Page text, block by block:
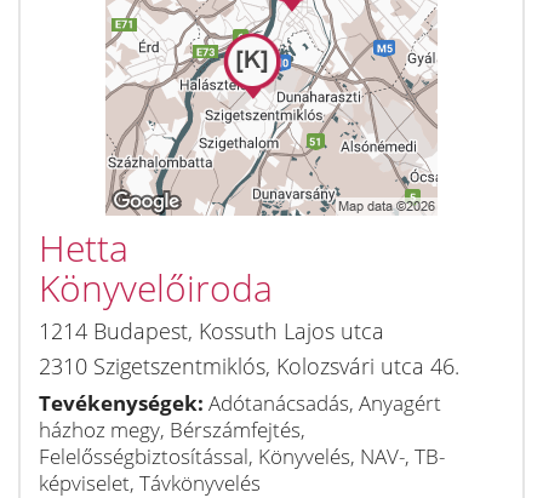
Hetta
Könyvelőiroda
1214 Budapest, Kossuth Lajos utca
2310 Szigetszentmiklós, Kolozsvári utca 46.
Tevékenységek: Adótanácsadás, Anyagért
házhoz megy, Bérszámfejtés,
Felelősségbiztosítással, Könyvelés, NAV-, TB-
képviselet, Távkönyvelés